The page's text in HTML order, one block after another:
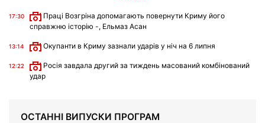
17:30
Праці Возгріна допомагають повернути Криму його
справжню історію -, Ельмаз Асан
13:14 Окупанти в Криму зазнали ударів у ніч на 6 липня
12:22
Росія завдала другий за тиждень масований комбінований
удар
ОСТАННІ ВИПУСКИ ПРОГРАМ